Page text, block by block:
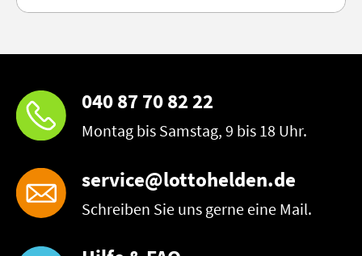
040 87 70 82 22
Montag bis Samstag, 9 bis 18 Uhr.
service@lottohelden.de
Schreiben Sie uns gerne eine Mail.